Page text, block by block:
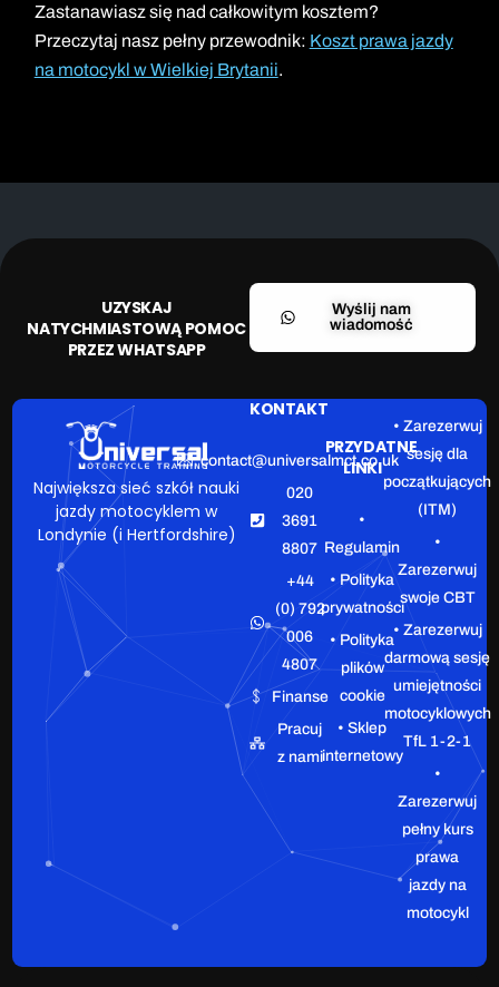
Zastanawiasz się nad całkowitym kosztem?
Przeczytaj nasz pełny przewodnik: Koszt prawa jazdy
na motocykl w Wielkiej Brytanii.
UZYSKAJ
NATYCHMIASTOWĄ POMOC
PRZEZ WHATSAPP
Wyślij nam
wiadomość
Największa sieć szkół nauki
jazdy motocyklem w
Londynie (i Hertfordshire)
KONTAKT
contact@universalmct.co.uk
020
3691
8807
+44
(0) 792
006
4807
Finanse
Pracuj
z nami
PRZYDATNE
LINKI
•
Regulamin
• Polityka
prywatności
• Polityka
plików
cookie
• Sklep
internetowy
• Zarezerwuj
sesję dla
początkujących
(ITM)
•
Zarezerwuj
swoje CBT
• Zarezerwuj
darmową sesję
umiejętności
motocyklowych
TfL 1-2-1
•
Zarezerwuj
pełny kurs
prawa
jazdy na
motocykl